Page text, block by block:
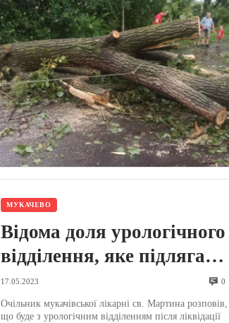
МУКАЧЕВО
Відома доля урологічного
відділення, яке підлягає
ліквідації у Мукачеві –
офіційно (ВІДЕО)
17.05.2023 0
Очільник мукачівської лікарні св. Мартина розповів,
що буде з урологічним відділенням після ліквідації